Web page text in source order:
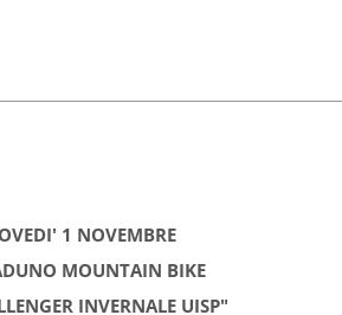
1 NOVEMBRE
MOUNTAIN BIKE
INVERNALE UISP"